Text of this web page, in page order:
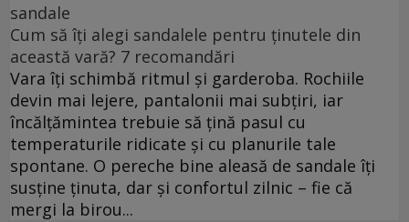
sandale
Cum să îți alegi sandalele pentru ținutele din
această vară? 7 recomandări
Vara îți schimbă ritmul și garderoba. Rochiile
devin mai lejere, pantalonii mai subțiri, iar
încălțămintea trebuie să țină pasul cu
temperaturile ridicate și cu planurile tale
spontane. O pereche bine aleasă de sandale îți
susține ținuta, dar și confortul zilnic – fie că
mergi la birou...